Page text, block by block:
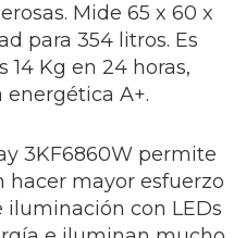
Mide 65 x 60 x
para 354 litros. Es
14 Kg en 24 horas,
A+.
3KF6860W permite
hacer mayor esfuerzo
iluminación con LEDs